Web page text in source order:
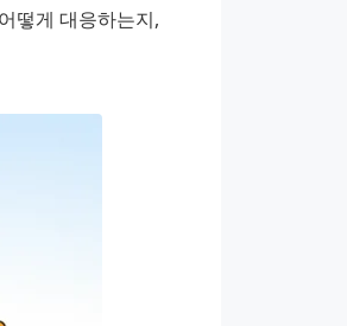
떻게 대응하는지,